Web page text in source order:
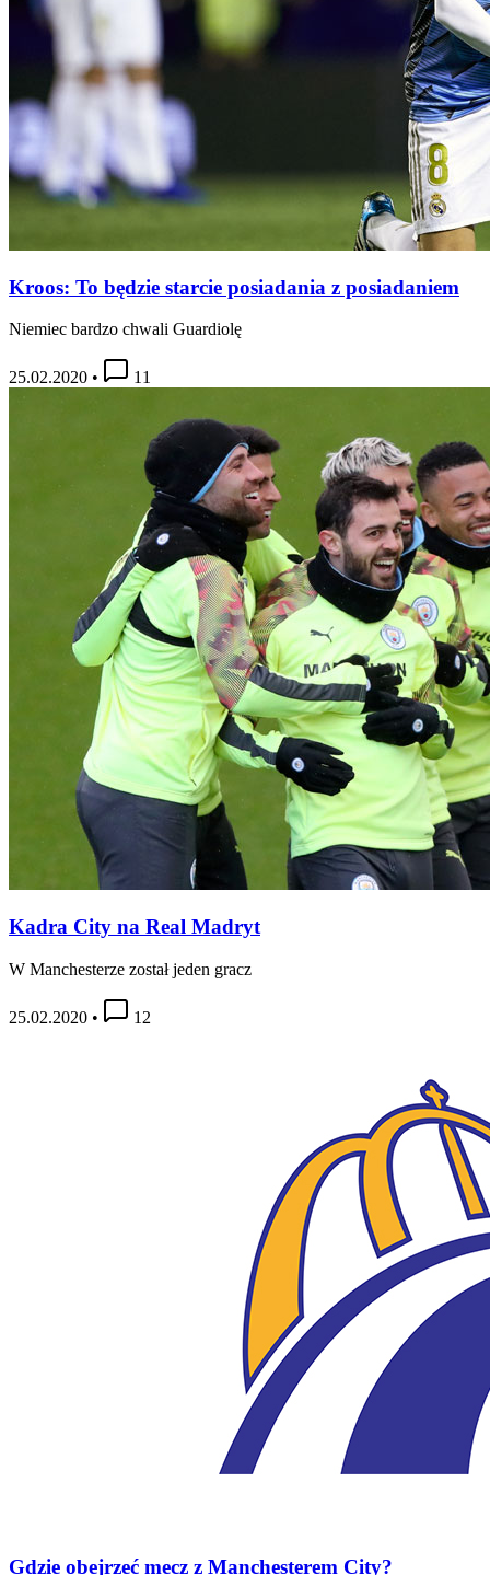
Kroos: To będzie starcie posiadania z posiadaniem
Niemiec bardzo chwali Guardiolę
25.02.2020 • 11
Kadra City na Real Madryt
W Manchesterze został jeden gracz
25.02.2020 • 12
Gdzie obejrzeć mecz z Manchesterem City?